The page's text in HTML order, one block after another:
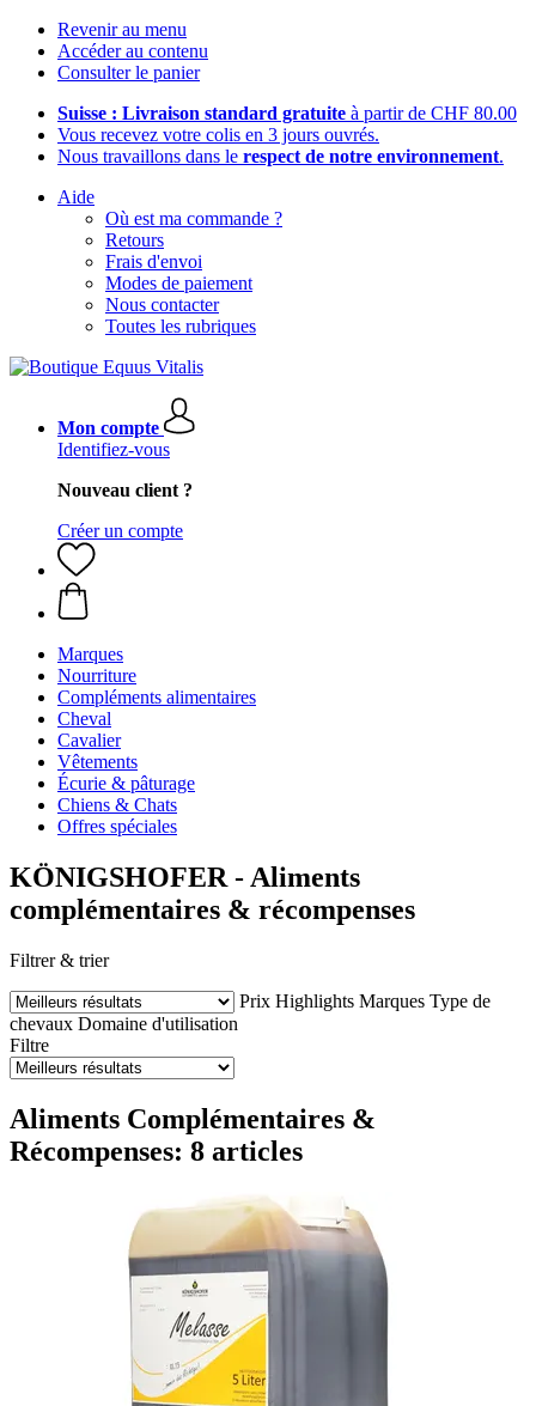
Revenir au menu
Accéder au contenu
Consulter le panier
Suisse : Livraison standard gratuite à partir de CHF 80.00
Vous recevez votre colis en 3 jours ouvrés.
Nous travaillons dans le respect de notre environnement.
Aide
Où est ma commande ?
Retours
Frais d'envoi
Modes de paiement
Nous contacter
Toutes les rubriques
Mon compte
Identifiez-vous
Nouveau client ?
Créer un compte
Marques
Nourriture
Compléments alimentaires
Cheval
Cavalier
Vêtements
Écurie & pâturage
Chiens & Chats
Offres spéciales
KÖNIGSHOFER - Aliments
complémentaires & récompenses
Filtrer & trier
Prix Highlights Marques Type de
chevaux Domaine d'utilisation
Filtre
Aliments Complémentaires &
Récompenses: 8 articles